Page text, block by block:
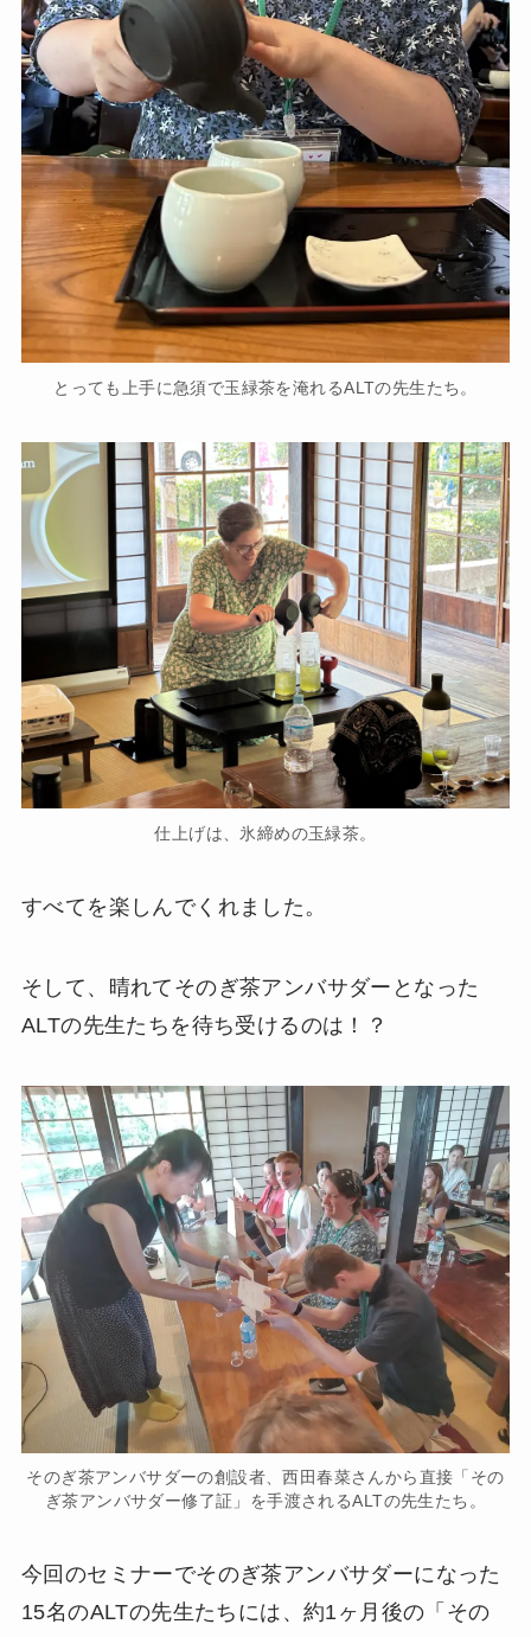
とっても上手に急須で玉緑茶を淹れるALTの先生たち。
仕上げは、氷締めの玉緑茶。
すべてを楽しんでくれました。
そして、晴れてそのぎ茶アンバサダーとなった
ALTの先生たちを待ち受けるのは！？
そのぎ茶アンバサダーの創設者、西田春菜さんから直接「その
ぎ茶アンバサダー修了証」を手渡されるALTの先生たち。
今回のセミナーでそのぎ茶アンバサダーになった
15名のALTの先生たちには、約1ヶ月後の「その